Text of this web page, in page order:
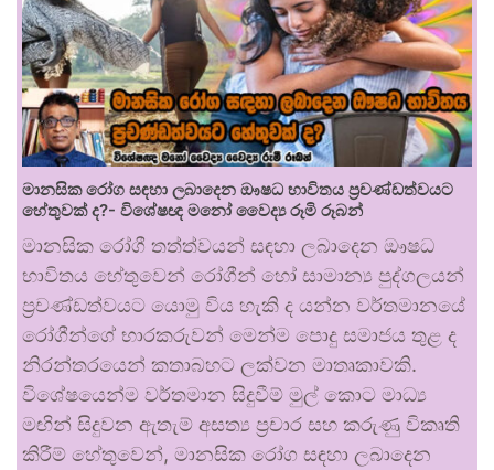
මානසික රෝග සඳහා ලබාදෙන ඖෂධ භාවිතය ප්‍රචණ්ඩත්වයට
හේතුවක් ද?- විශේෂඥ මනෝ වෛද්‍ය රූමි රූබන්
මානසික රෝගී තත්ත්වයන් සඳහා ලබාදෙන ඖෂධ
භාවිතය හේතුවෙන් රෝගීන් හෝ සාමාන්‍ය පුද්ගලයන්
ප්‍රචණ්ඩත්වයට යොමු විය හැකි ද යන්න වර්තමානයේ
රෝගීන්ගේ භාරකරුවන් මෙන්ම පොදු සමාජය තුළ ද
නිරන්තරයෙන් කතාබහට ලක්වන මාතෘකාවකි.
විශේෂයෙන්ම වර්තමාන සිදුවීම් මුල් කොට මාධ්‍ය
මඟින් සිදුවන ඇතැම් අසත්‍ය ප්‍රචාර සහ කරුණු විකෘති
කිරීම් හේතුවෙන්, මානසික රෝග සඳහා ලබාදෙන